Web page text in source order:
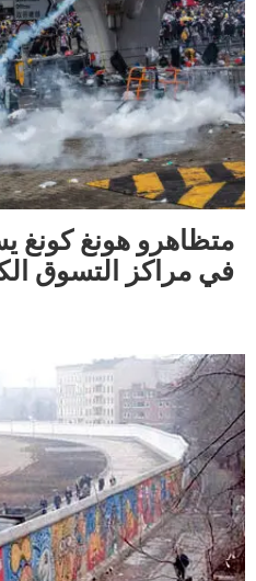
متظاهرو هونغ كونغ
في مراكز التسوق